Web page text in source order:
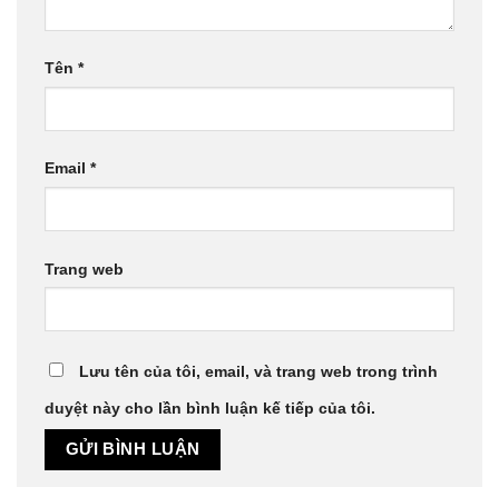
Tên *
Email *
Trang web
Lưu tên của tôi, email, và trang web trong trình
duyệt này cho lần bình luận kế tiếp của tôi.